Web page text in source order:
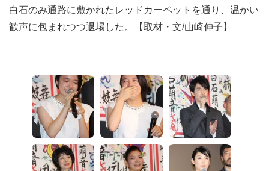
白石のみ通路に敷かれたレッドカーペットを通り、温かい
歓声に包まれつつ退場した。【取材・文/山崎伸子】